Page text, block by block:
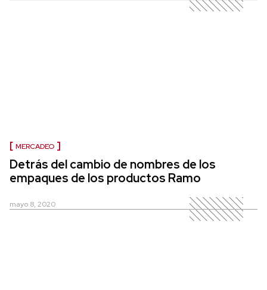
MERCADEO
Detrás del cambio de nombres de los
empaques de los productos Ramo
mayo 8, 2020